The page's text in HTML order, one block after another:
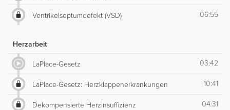
Ventrikelseptumdefekt (VSD) 06:55
Herzarbeit
LaPlace-Gesetz 03:42
LaPlace-Gesetz: Herzklappenerkrankungen 10:41
Dekompensierte Herzinsuffizienz 04:31